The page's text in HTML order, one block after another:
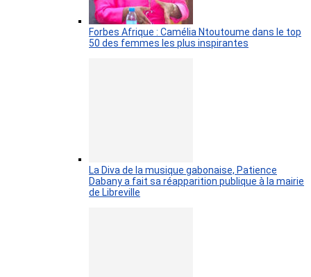
Forbes Afrique : Camélia Ntoutoume dans le top
50 des femmes les plus inspirantes
La Diva de la musique gabonaise, Patience
Dabany a fait sa réapparition publique à la mairie
de Libreville